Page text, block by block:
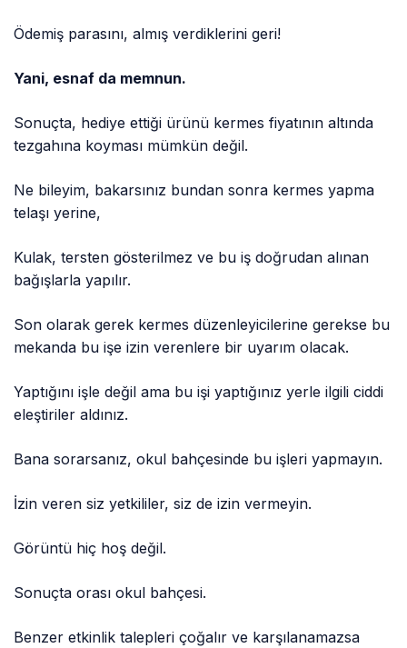
Ödemiş parasını, almış verdiklerini geri!
Yani, esnaf da memnun.
Sonuçta, hediye ettiği ürünü kermes fiyatının altında
tezgahına koyması mümkün değil.
Ne bileyim, bakarsınız bundan sonra kermes yapma
telaşı yerine,
Kulak, tersten gösterilmez ve bu iş doğrudan alınan
bağışlarla yapılır.
Son olarak gerek kermes düzenleyicilerine gerekse bu
mekanda bu işe izin verenlere bir uyarım olacak.
Yaptığını işle değil ama bu işi yaptığınız yerle ilgili ciddi
eleştiriler aldınız.
Bana sorarsanız, okul bahçesinde bu işleri yapmayın.
İzin veren siz yetkililer, siz de izin vermeyin.
Görüntü hiç hoş değil.
Sonuçta orası okul bahçesi.
Benzer etkinlik talepleri çoğalır ve karşılanamazsa